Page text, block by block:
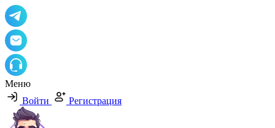
Меню
Войти
Регистрация